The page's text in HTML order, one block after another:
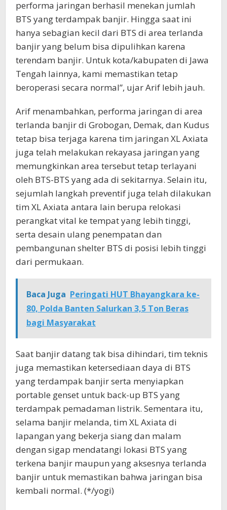
performa jaringan berhasil menekan jumlah
BTS yang terdampak banjir. Hingga saat ini
hanya sebagian kecil dari BTS di area terlanda
banjir yang belum bisa dipulihkan karena
terendam banjir. Untuk kota/kabupaten di Jawa
Tengah lainnya, kami memastikan tetap
beroperasi secara normal”, ujar Arif lebih jauh.
Arif menambahkan, performa jaringan di area
terlanda banjir di Grobogan, Demak, dan Kudus
tetap bisa terjaga karena tim jaringan XL Axiata
juga telah melakukan rekayasa jaringan yang
memungkinkan area tersebut tetap terlayani
oleh BTS-BTS yang ada di sekitarnya. Selain itu,
sejumlah langkah preventif juga telah dilakukan
tim XL Axiata antara lain berupa relokasi
perangkat vital ke tempat yang lebih tinggi,
serta desain ulang penempatan dan
pembangunan shelter BTS di posisi lebih tinggi
dari permukaan.
Baca Juga Peringati HUT Bhayangkara ke-
80, Polda Banten Salurkan 3,5 Ton Beras
bagi Masyarakat
Saat banjir datang tak bisa dihindari, tim teknis
juga memastikan ketersediaan daya di BTS
yang terdampak banjir serta menyiapkan
portable genset untuk back-up BTS yang
terdampak pemadaman listrik. Sementara itu,
selama banjir melanda, tim XL Axiata di
lapangan yang bekerja siang dan malam
dengan sigap mendatangi lokasi BTS yang
terkena banjir maupun yang aksesnya terlanda
banjir untuk memastikan bahwa jaringan bisa
kembali normal. (*/yogi)